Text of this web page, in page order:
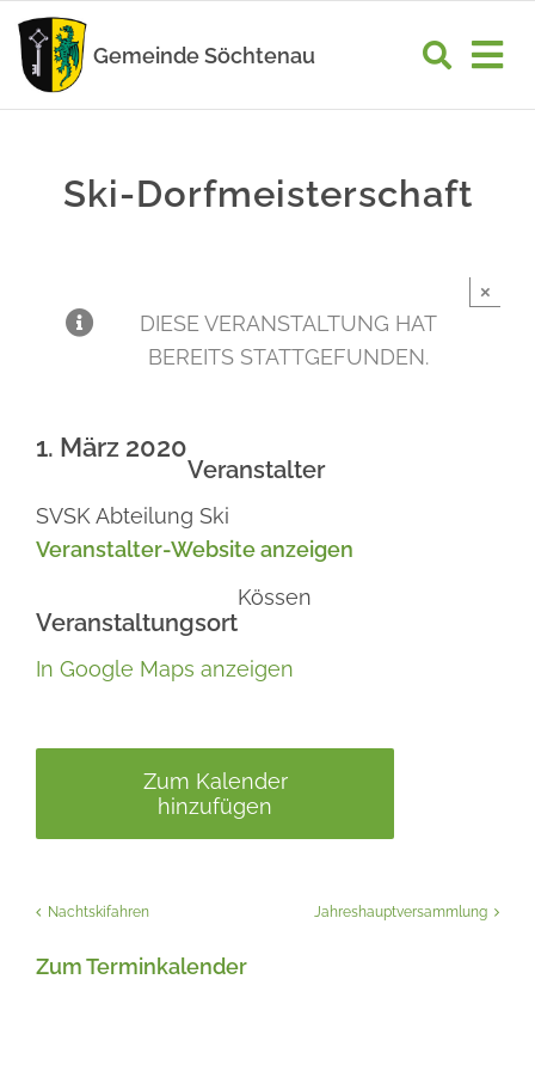
Zum
Inhalt
springen
Gemeinde Söchtenau
RATHAUS
WIRTSCHAFT
UNSER ORT
Ski-Dorfmeisterschaft
DIESE VERANSTALTUNG HAT
BEREITS STATTGEFUNDEN.
×
1. März 2020
Veranstalter
SVSK Abteilung Ski
Veranstalter-Website anzeigen
Veranstaltungsort
Kössen
In Google Maps anzeigen
Zum Kalender
hinzufügen
Nachtskifahren Jahreshauptversammlung
Zum Terminkalender